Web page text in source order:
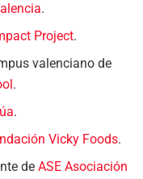
.
Project.
valenciano de
.
.
Vicky Foods.
deASE Asociación